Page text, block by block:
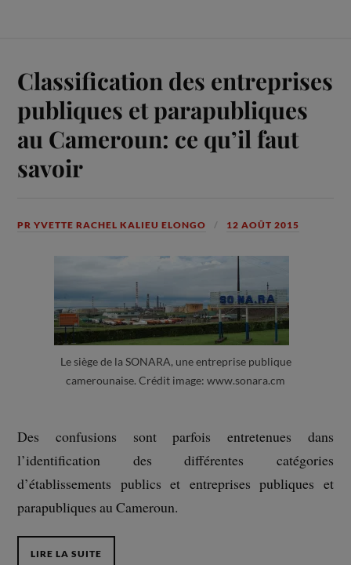
Classification des entreprises
publiques et parapubliques
au Cameroun: ce qu’il faut
savoir
PR YVETTE RACHEL KALIEU ELONGO 12 AOÛT 2015
Le siège de la SONARA, une entreprise publique
camerounaise. Crédit image: www.sonara.cm
Des confusions sont parfois entretenues dans
l’identification des différentes catégories
d’établissements publics et entreprises publiques et
parapubliques au Cameroun.
LIRE LA SUITE